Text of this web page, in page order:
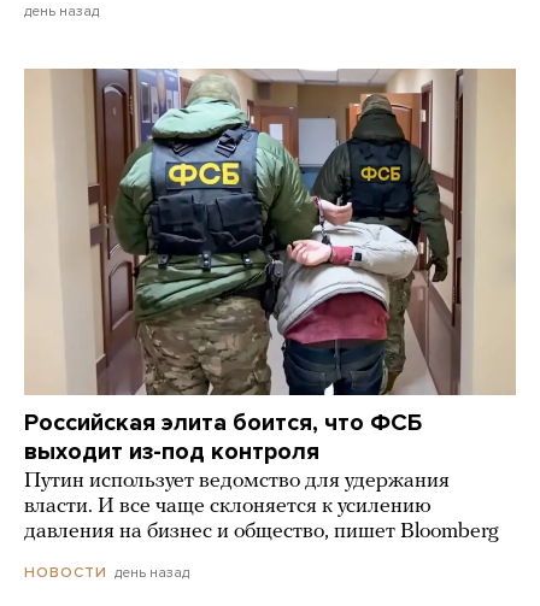
день назад
Российская элита боится, что ФСБ
выходит из-под контроля
Путин использует ведомство для удержания
власти. И все чаще склоняется к усилению
давления на бизнес и общество, пишет Bloomberg
НОВОСТИ день назад